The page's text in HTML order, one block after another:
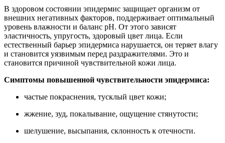
В здоровом состоянии эпидермис защищает организм от
внешних негативных факторов, поддерживает оптимальный
уровень влажности и баланс pH. От этого зависят
эластичность, упругость, здоровый цвет лица. Если
естественный барьер эпидермиса нарушается, он теряет влагу
и становится уязвимым перед раздражителями. Это и
становится причиной чувствительной кожи лица.
Симптомы повышенной чувствительности эпидермиса:
частые покраснения, тусклый цвет кожи;
жжение, зуд, покалывание, ощущение стянутости;
шелушение, высыпания, склонность к отечности.